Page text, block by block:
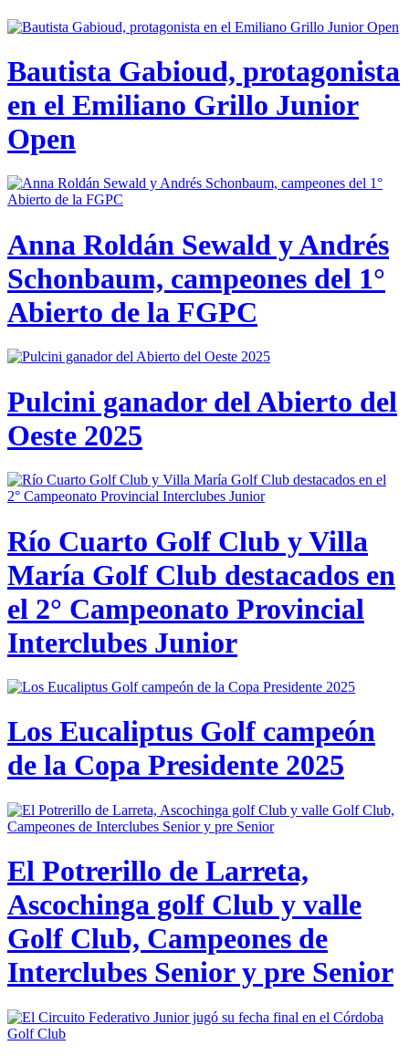
Bautista Gabioud, protagonista
en el Emiliano Grillo Junior
Open
Anna Roldán Sewald y Andrés
Schonbaum, campeones del 1°
Abierto de la FGPC
Pulcini ganador del Abierto del
Oeste 2025
Río Cuarto Golf Club y Villa
María Golf Club destacados en
el 2° Campeonato Provincial
Interclubes Junior
Los Eucaliptus Golf campeón
de la Copa Presidente 2025
El Potrerillo de Larreta,
Ascochinga golf Club y valle
Golf Club, Campeones de
Interclubes Senior y pre Senior